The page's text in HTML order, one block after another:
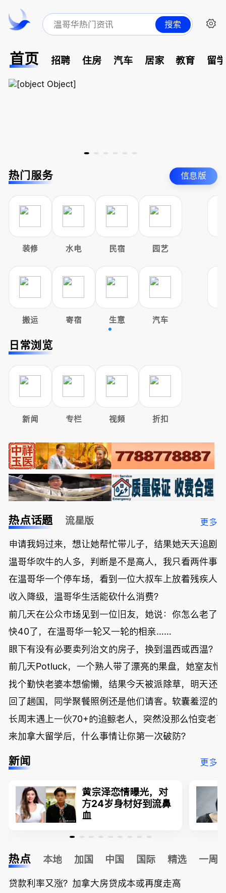
搜索
首页 招聘 住房 汽车 居家 教育 留
热门服务 信息版
装修 水电 民宿 园艺
搬运 寄宿 生意 汽车
日常浏览
新闻 专栏 视频 折扣
热点话题 流星版 更多
申请我妈过来，想让她帮忙带儿子，结果她天天追剧
温哥华吹牛的人多，判断是不是高人，我只看两件事
在温哥华一个停车场，看到一位大叔车上放着残疾人
收入降级，温哥华生活能砍什么消费？
前几天在公众市场见到一位旧友，她说：你怎么老了
快40了，在温哥华一轮又一轮的相亲……
眼下有没有必要卖列治文的房子，换到温西或西温？
前几天Potluck，一个熟人带了漂亮的果盘，她室友悄
找个勤快老婆本想偷懒，结果今天被派除草，明天还
回了趟国，同学聚餐照例还是他们请客。软囊羞涩的
长周末遇上一伙70+的追鲸老人，突然没那么怕变老了
来加拿大留学后，什么事情让你第一次破防？
新闻 更多
黄宗泽恋情曝光，对
方24岁身材好到流鼻
血
热点 本地 加国 中国 国际 精选 一周
贷款利率又涨？加拿大房贷成本或再度走高